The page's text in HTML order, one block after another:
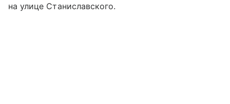
на улице Станиславского.